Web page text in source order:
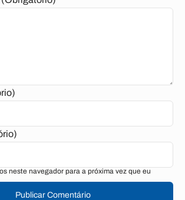
neste navegador para a próxima vez que eu
Publicar Comentário